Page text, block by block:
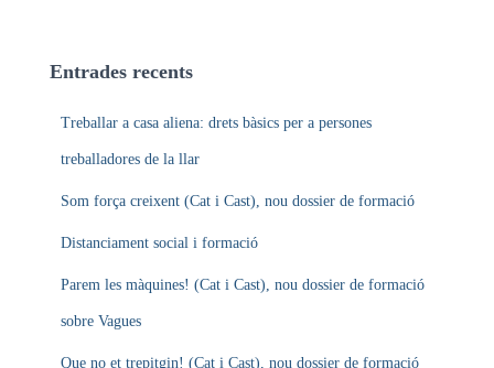
:Entrades recents
Treballar a casa aliena: drets bàsics per a persones
treballadores de la llar
Som força creixent (Cat i Cast), nou dossier de formació
Distanciament social i formació
Parem les màquines! (Cat i Cast), nou dossier de formació
sobre Vagues
Que no et trepitgin! (Cat i Cast), nou dossier de formació